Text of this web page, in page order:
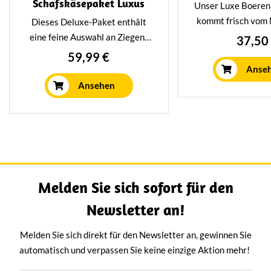
Schafskäsepaket Luxus
Dieses Deluxe-Paket enthält
eine feine Auswahl an Ziegen-
und Schafskäse, die perfekt
miteinander harmonieren. Vom
Ziegenkäse mit Trüffel bis zum
gereiften Schafskäse bietet
dieses Paket eine köstliche
köstlicher Genuss für Sie selbst.
59,99 €
Ansehen
Unser Luxe
kommt frisch vom
Paket
niederländische
Bio-Muschelsaft
Sauce.
37,50
Melden Sie sich sofort für den
Newsletter an!
Melden Sie sich direkt für den Newsletter an, gewinnen Sie
automatisch und verpassen Sie keine einzige Aktion mehr!